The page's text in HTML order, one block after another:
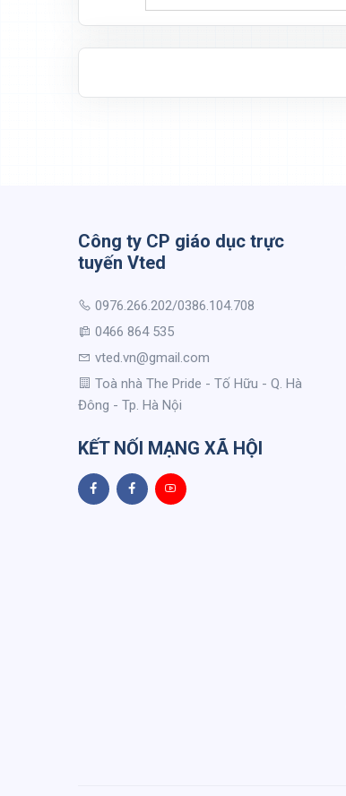
Công ty CP giáo dục trực
tuyến Vted
0976.266.202/0386.104.708
0466 864 535
vted.vn@gmail.com
Toà nhà The Pride - Tố Hữu - Q. Hà
Đông - Tp. Hà Nội
KẾT NỐI MẠNG XÃ HỘI